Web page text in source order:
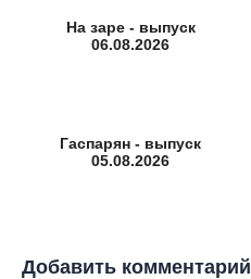
На заре - выпуск
06.08.2026
Гаспарян - выпуск
05.08.2026
Добавить комментарий